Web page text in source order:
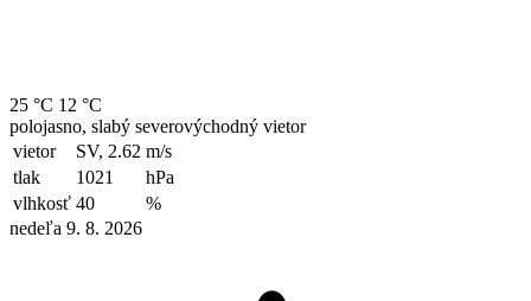
25 °C 12 °C
polojasno, slabý severovýchodný vietor
vietor
SV, 2.62 m/s
tlak
1021
hPa
vlhkosť 40
%
nedeľa 9. 8. 2026